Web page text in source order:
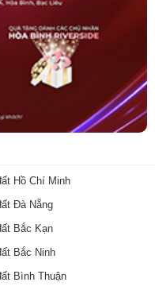
Hồ Chí Minh
Đà Nẵng
Bắc Kạn
Bắc Ninh
Bình Thuận